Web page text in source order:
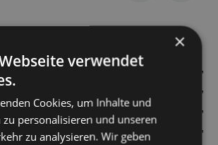
Förderbandrollen, Normrollen,
DIN-Rollen, Unterbandrollen,
Rollen, Scheibenrollen,
Stützringrollen, Pufferringrollen,
×
verwendet
Cookies, um Inhalte und
zu personalisieren und unseren
zu analysieren. Wir geben